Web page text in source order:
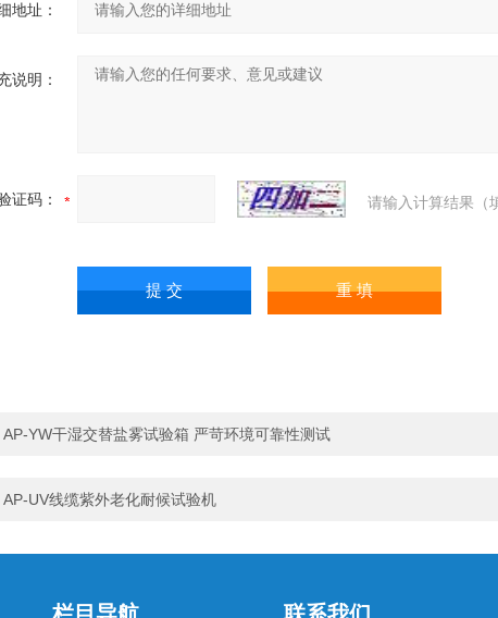
地址：
说明：
证码： 请输入计算结果（
AP-YW干湿交替盐雾试验箱 严苛环境可靠性测试
AP-UV线缆紫外老化耐候试验机